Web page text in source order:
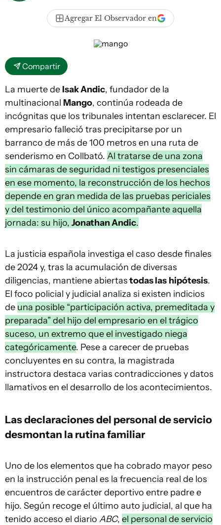
Agregar El Observador en
Compartir
La muerte de Isak Andic, fundador de la
multinacional Mango, continúa rodeada de
incógnitas que los tribunales intentan esclarecer. El
empresario falleció tras precipitarse por un
barranco de más de 100 metros en una ruta de
senderismo en Collbató. Al tratarse de una zona
sin cámaras de seguridad ni testigos presenciales
en ese momento, la reconstrucción de los hechos
depende en gran medida de las pruebas periciales
y del testimonio del único acompañante aquella
jornada: su hijo, Jonathan Andic.
La justicia española investiga el caso desde finales
de 2024 y, tras la acumulación de diversas
diligencias, mantiene abiertastodas las hipótesis.
El foco policial y judicial analiza si existen indicios
de una posible “participación activa, premeditada y
preparada” del hijo del empresario en el trágico
suceso, un extremo que el investigado niega
categóricamente. Pese a carecer de pruebas
concluyentes en su contra, la magistrada
instructora destaca varias contradicciones y datos
llamativos en el desarrollo de los acontecimientos.
Las declaraciones del personal de servicio
desmontan la rutina familiar
Uno de los elementos que ha cobrado mayor peso
en la instrucción penal es la frecuencia real de los
encuentros de carácter deportivo entre padre e
hijo. Según recoge el último auto judicial, al que ha
tenido acceso el diario ABC, el personal de servicio